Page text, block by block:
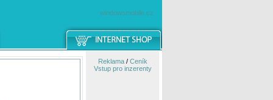
windowsmobile.cz
Reklama/ Ceník
Vstup pro inzerenty